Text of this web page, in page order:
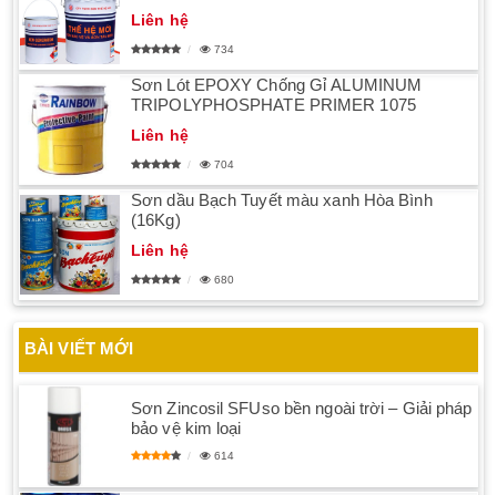
Liên hệ
734
Sơn Lót EPOXY Chống Gỉ ALUMINUM
TRIPOLYPHOSPHATE PRIMER 1075
Liên hệ
704
Sơn dầu Bạch Tuyết màu xanh Hòa Bình
(16Kg)
Liên hệ
680
BÀI VIẾT MỚI
Sơn Zincosil SFUso bền ngoài trời – Giải pháp
bảo vệ kim loại
614